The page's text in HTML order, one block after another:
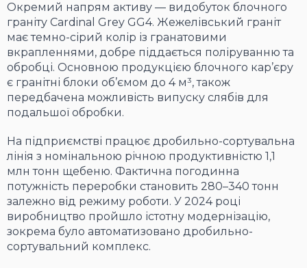
Окремий напрям активу — видобуток блочного
граніту Cardinal Grey GG4. Жежелівський граніт
має темно-сірий колір із гранатовими
вкрапленнями, добре піддається поліруванню та
обробці. Основною продукцією блочного кар’єру
є гранітні блоки об’ємом до 4 м³, також
передбачена можливість випуску слябів для
подальшої обробки.
На підприємстві працює дробильно-сортувальна
лінія з номінальною річною продуктивністю 1,1
млн тонн щебеню. Фактична погодинна
потужність переробки становить 280–340 тонн
залежно від режиму роботи. У 2024 році
виробництво пройшло істотну модернізацію,
зокрема було автоматизовано дробильно-
сортувальний комплекс.